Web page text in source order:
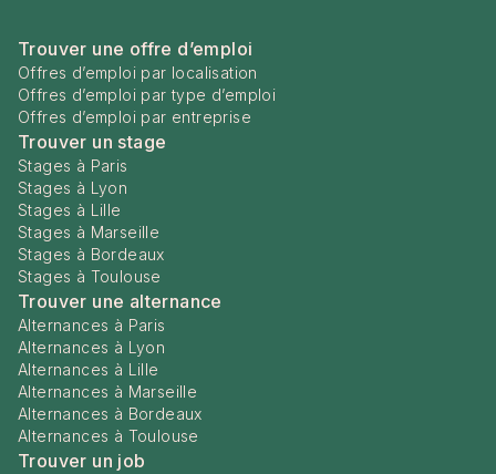
Trouver une offre d’emploi
Offres d’emploi par localisation
Offres d’emploi par type d’emploi
Offres d’emploi par entreprise
Trouver un stage
Stages à Paris
Stages à Lyon
Stages à Lille
Stages à Marseille
Stages à Bordeaux
Stages à Toulouse
Trouver une alternance
Alternances à Paris
Alternances à Lyon
Alternances à Lille
Alternances à Marseille
Alternances à Bordeaux
Alternances à Toulouse
Trouver un job